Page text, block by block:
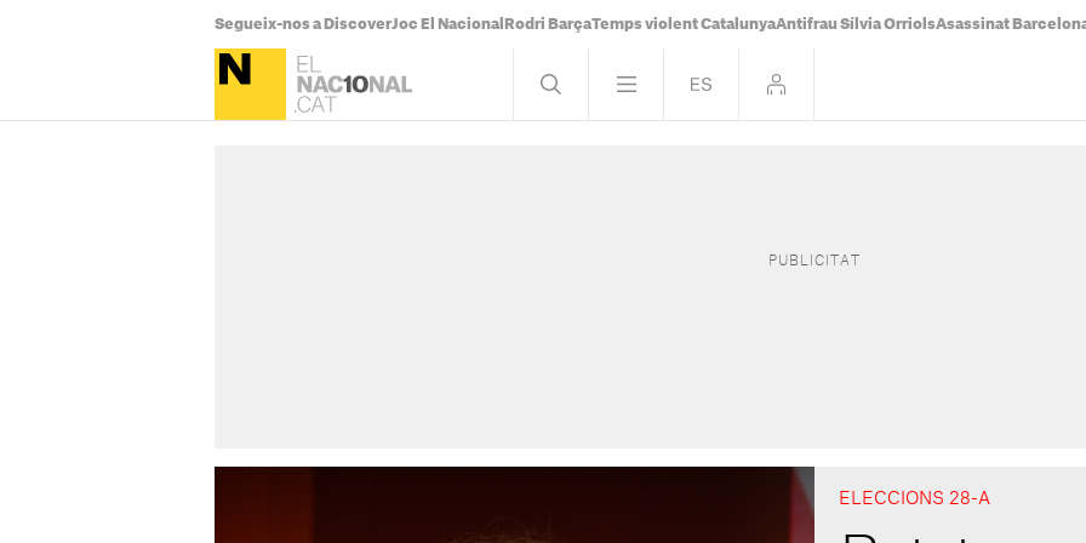
Segueix-nos a DiscoverJoc El Nacional Rodri BarçaTemps violent CatalunyaAntifrau Sílvia OrriolsAsassinat
ELECCIONS 28-A